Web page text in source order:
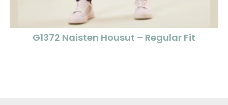
G1372 Naisten Housut – Regular Fit